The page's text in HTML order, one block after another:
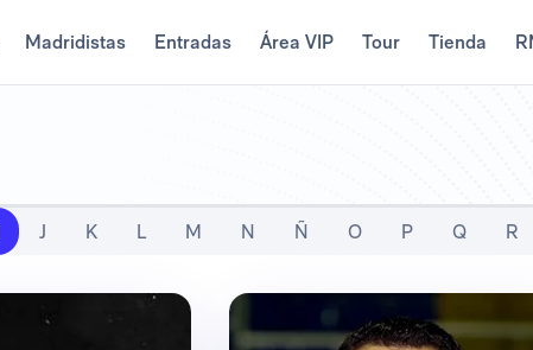
Madridistas Entradas Área VIP Tour Tienda
J K L M N Ñ O P Q R